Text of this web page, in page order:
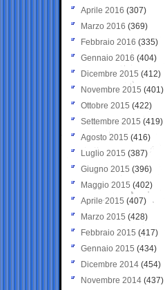
Aprile 2016 (307)
Marzo 2016 (369)
Febbraio 2016 (335)
Gennaio 2016 (404)
Dicembre 2015 (412)
Novembre 2015 (401)
Ottobre 2015 (422)
Settembre 2015 (419)
Agosto 2015 (416)
Luglio 2015 (387)
Giugno 2015 (396)
Maggio 2015 (402)
Aprile 2015 (407)
Marzo 2015 (428)
Febbraio 2015 (417)
Gennaio 2015 (434)
Dicembre 2014 (454)
Novembre 2014 (437)